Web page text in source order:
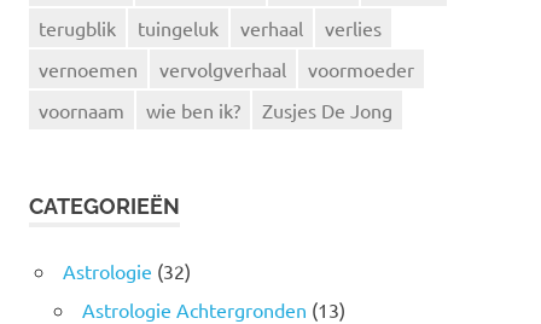
terugblik
tuingeluk verhaal
verlies
vernoemen
vervolgverhaal
voormoeder
voornaam
wie ben ik? Zusjes De Jong
CATEGORIEËN
Astrologie (32)
Astrologie Achtergronden (13)